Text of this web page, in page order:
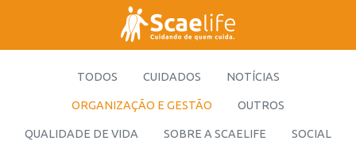
TODOS CUIDADOS NOTÍCIAS
ORGANIZAÇÃO E GESTÃO OUTROS
QUALIDADE DE VIDA SOBRE A SCAELIFE SOCIAL